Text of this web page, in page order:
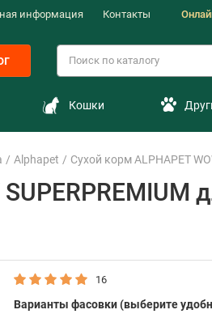
информация Контакты
Кошки
Alphapet Сухой корм ALPHAPET
16
Варианты фасовки (выберите